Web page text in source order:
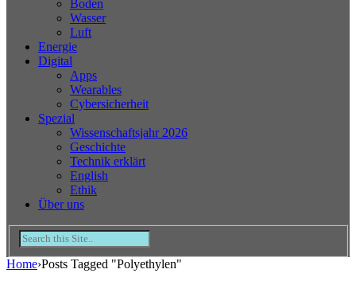
Boden
Wasser
Luft
Energie
Digital
Apps
Wearables
Cybersicherheit
Spezial
Wissenschaftsjahr 2026
Geschichte
Technik erklärt
English
Ethik
Über uns
Home›Posts Tagged "Polyethylen"